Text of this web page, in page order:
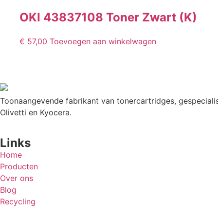
OKI 43837108 Toner Zwart (K)
€ 57,00 Toevoegen aan winkelwagen
Toonaangevende fabrikant van tonercartridges,
Olivetti en Kyocera.
Links
Home
Producten
Over ons
Blog
Recycling